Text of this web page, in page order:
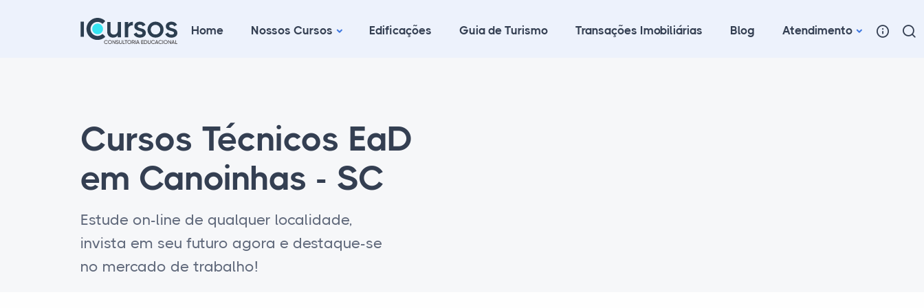
Home Nossos Cursos Edificações Guia de Turismo Transações Imobiliárias Blog Atendimento
Cursos Técnicos EaD
em Canoinhas - SC
Estude on-line de qualquer localidade,
invista em seu futuro agora e destaque-se
no mercado de trabalho!